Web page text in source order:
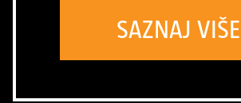
SAZNAJ VIŠE